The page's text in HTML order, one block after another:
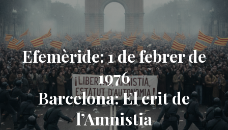
Efemèride: 1 de febrer de
1976
Barcelona: El crit de
l’Amnistia